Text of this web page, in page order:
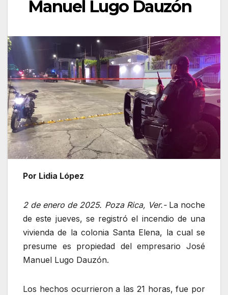
Manuel Lugo Dauzón
Por Lidia López
2 de enero de 2025. Poza Rica, Ver.-La noche
de este jueves, se registró el incendio de una
vivienda de la colonia Santa Elena, la cual se
presume es propiedad del empresario José
Manuel Lugo Dauzón.
Los hechos ocurrieron a las 21 horas, fue por